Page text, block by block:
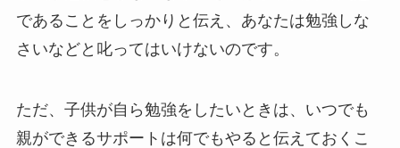
であることをしっかりと伝え、あなたは勉強しな
さいなどと叱ってはいけないのです。
ただ、子供が自ら勉強をしたいときは、いつでも
親ができるサポートは何でもやると伝えておくこ